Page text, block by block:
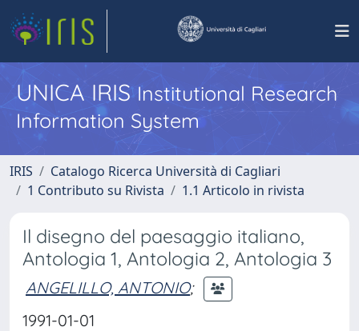
UNICA IRISInstitutional Research
Information System
IRIS
Catalogo Ricerca Università di Cagliari
1 Contributo su Rivista
1.1 Articolo in rivista
Il disegno del paesaggio italiano,
Antologia 1, Antologia 2, Antologia 3
ANGELILLO, ANTONIO;
1991-01-01